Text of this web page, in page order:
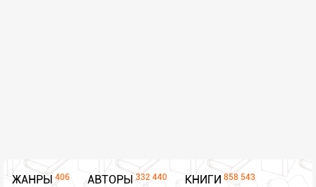
ЖАНРЫ 406 АВТОРЫ 332 440 КНИГИ 858 543